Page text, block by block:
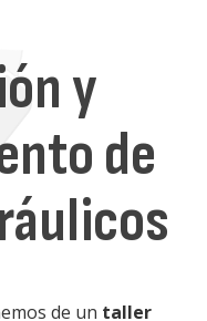
y
de
de un taller